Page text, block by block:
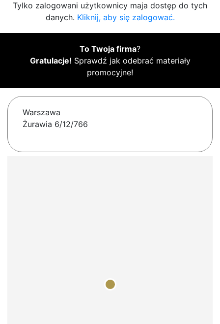
Tylko zalogowani użytkownicy maja dostęp do tych
danych. Kliknij, aby się zalogować.
To Twoja firma?
Gratulacje! Sprawdź jak odebrać materiały
promocyjne!
Warszawa
Żurawia 6/12/766